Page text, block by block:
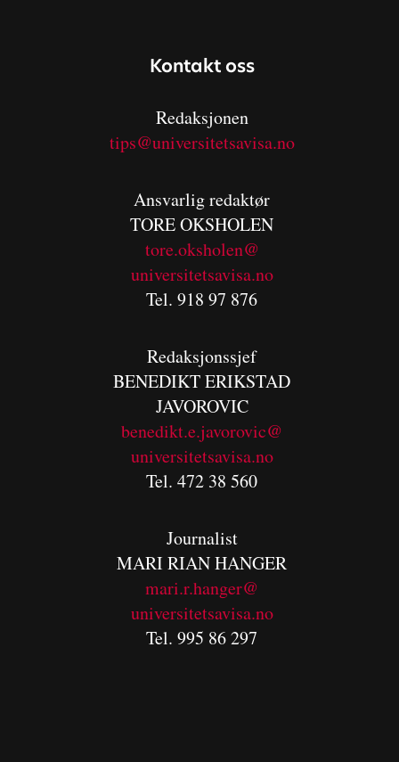
Kontakt oss
Redaksjonen
tips@universitetsavisa.no
Ansvarlig redaktør
TORE OKSHOLEN
tore.oksholen@
universitetsavisa.no
Tel. 918 97 876
Redaksjonssjef
BENEDIKTERIKSTAD
JAVOROVIC
benedikt.e.javorovic@
universitetsavisa.no
Tel. 472 38 560
Journalist
MARI RIAN HANGER
mari.r.hanger@
universitetsavisa.no
Tel. 995 86 297